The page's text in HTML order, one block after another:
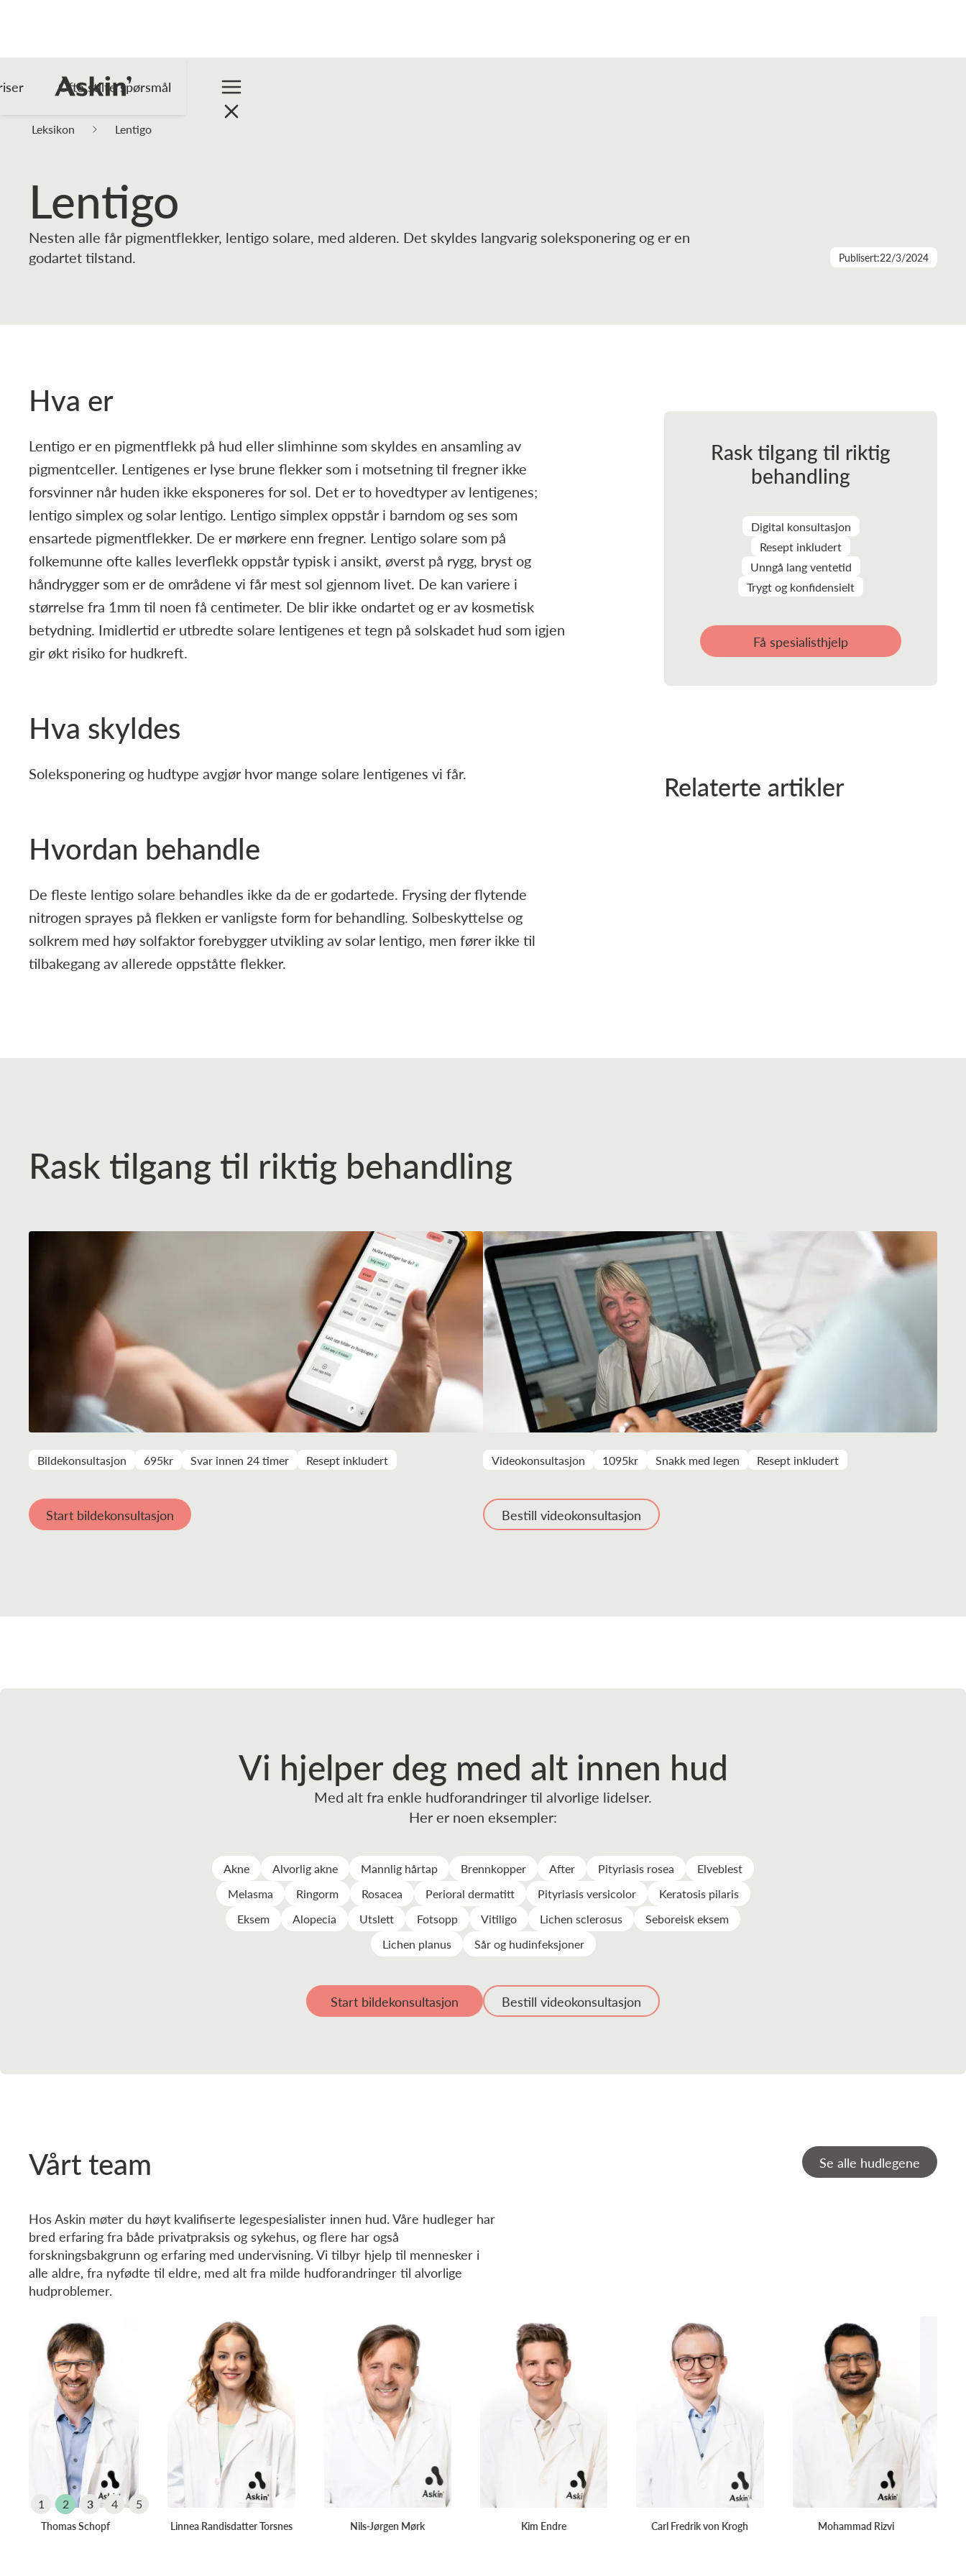
Ofte stilte spørsmål
Leksikon Lentigo
Lentigo
Nesten alle får pigmentflekker, lentigo solare, med alderen. Det skyldes langvarig soleksponering og er en
godartet tilstand.
Publisert:22/3/2024
Hva er
Lentigo er en pigmentflekk på hud eller slimhinne som skyldes en ansamling av
pigmentceller. Lentigenes er lyse brune flekker som i motsetning til fregner ikke
forsvinner når huden ikke eksponeres for sol. Det er to hovedtyper av lentigenes;
lentigo simplex og solar lentigo. Lentigo simplex oppstår i barndom og ses som
ensartede pigmentflekker. De er mørkere enn fregner. Lentigo solare som på
folkemunne ofte kalles leverflekk oppstår typisk i ansikt, øverst på rygg, bryst og
håndrygger som er de områdene vi får mest sol gjennom livet. De kan variere i
størrelse fra 1mm til noen få centimeter. De blir ikke ondartet og er av kosmetisk
betydning. Imidlertid er utbredte solare lentigenes et tegn på solskadet hud som igjen
gir økt risiko for hudkreft.
Hva skyldes
Soleksponering og hudtype avgjør hvor mange solare lentigenes vi får.
Hvordan behandle
De fleste lentigo solare behandles ikke da de er godartede. Frysing der flytende
nitrogen sprayes på flekken er vanligste form for behandling. Solbeskyttelse og
solkrem med høy solfaktor forebygger utvikling av solar lentigo, men fører ikke til
tilbakegang av allerede oppståtte flekker.
Rask tilgang til riktig
behandling
Digital konsultasjon
Resept inkludert
Unngå lang ventetid
Trygt og konfidensielt
Få spesialisthjelp
Relaterte artikler
Rask tilgang til riktig behandling
Bildekonsultasjon 695kr Svar innen 24 timer Resept inkludert
Start bildekonsultasjon
Videokonsultasjon 1095kr Snakk med legen Resept inkludert
Bestill videokonsultasjon
Vi hjelper deg med alt innen hud
Med alt fra enkle hudforandringer til alvorlige lidelser.
Her er noen eksempler:
Akne Alvorlig akne Mannlig hårtap Brennkopper After Pityriasis rosea
Elveblest
Melasma
Ringorm Rosacea Perioral dermatitt Pityriasis versicolor
Keratosis pilaris
Eksem
Alopecia Utslett Fotsopp Vitiligo Lichen sclerosus
Seboreisk eksem
Lichen planus
Sår og hudinfeksjoner
Start bildekonsultasjon Bestill videokonsultasjon
Vårt team Se alle hudlegene
Hos Askin møter du høyt kvalifiserte legespesialister innen hud. Våre hudleger har
bred erfaring fra både privatpraksis og sykehus, og flere har også
forskningsbakgrunn og erfaring med undervisning. Vi tilbyr hjelp til mennesker i
alle aldre, fra nyfødte til eldre, med alt fra milde hudforandringer til alvorlige
hudproblemer.
Trine Lilly Halvorsen
Xiaotong Li Roza Garvik Vladimir Jankovic Christian Vestli Christoffer Aam Ingvaldsen
1 2 3 4 5